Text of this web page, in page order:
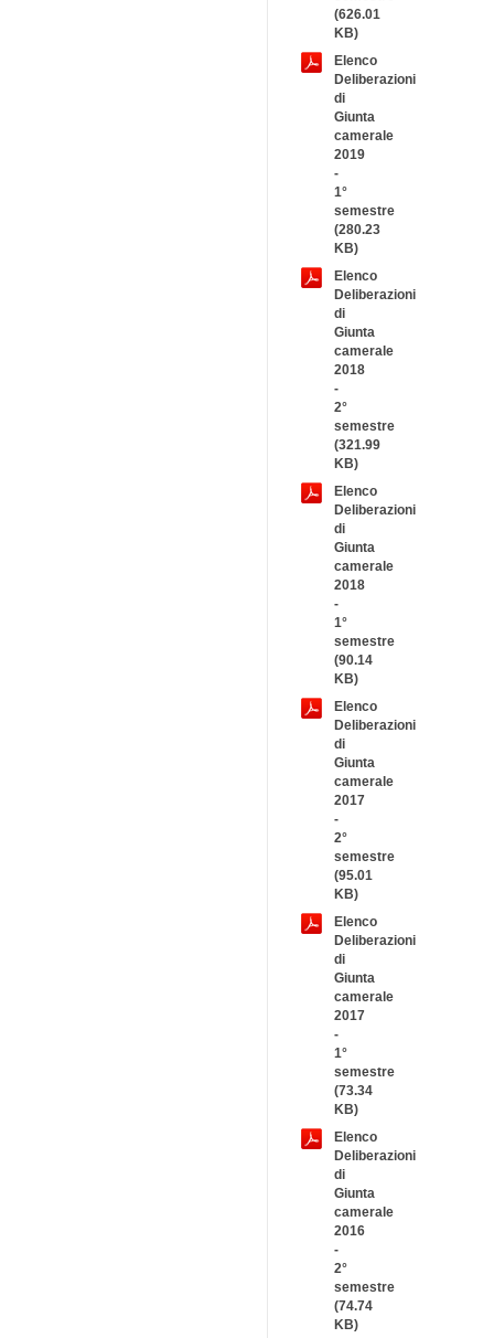
(626.01
KB)
Elenco
Deliberazioni
di
Giunta
camerale
2019
-
1°
semestre
(280.23
KB)
Elenco
Deliberazioni
di
Giunta
camerale
2018
-
2°
semestre
(321.99
KB)
Elenco
Deliberazioni
di
Giunta
camerale
2018
-
1°
semestre
(90.14
KB)
Elenco
Deliberazioni
di
Giunta
camerale
2017
-
2°
semestre
(95.01
KB)
Elenco
Deliberazioni
di
Giunta
camerale
2017
-
1°
semestre
(73.34
KB)
Elenco
Deliberazioni
di
Giunta
camerale
2016
-
2°
semestre
(74.74
KB)